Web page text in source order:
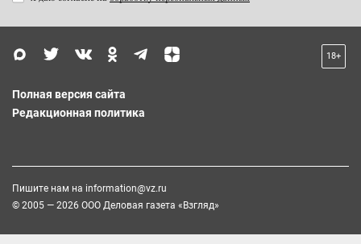
18+
Полная версия сайта
Редакционная политика
Пишите нам на information@vz.ru
© 2005 — 2026 ООО Деловая газета «Взгляд»